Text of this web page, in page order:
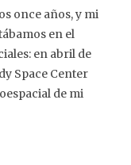
once años, y mi
en el
en abril de
Space Center
de mi